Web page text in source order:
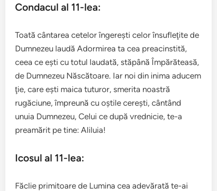
Condacul al 11-lea:
Toată cântarea cetelor îngereşti celor însufleţite de
Dumnezeu laudă Adormirea ta cea preacinstită,
ceea ce eşti cu totul laudată, stăpână Împărăteasă,
de Dumnezeu Născătoare. Iar noi din inima aducem
ţie, care eşti maica tuturor, smerita noastră
rugăciune, împreună cu oştile cereşti, cântând
unuia Dumnezeu, Celui ce după vrednicie, te-a
preamărit pe tine: Aliluia!
Icosul al 11-lea:
Făclie primitoare de Lumina cea adevărată te-ai